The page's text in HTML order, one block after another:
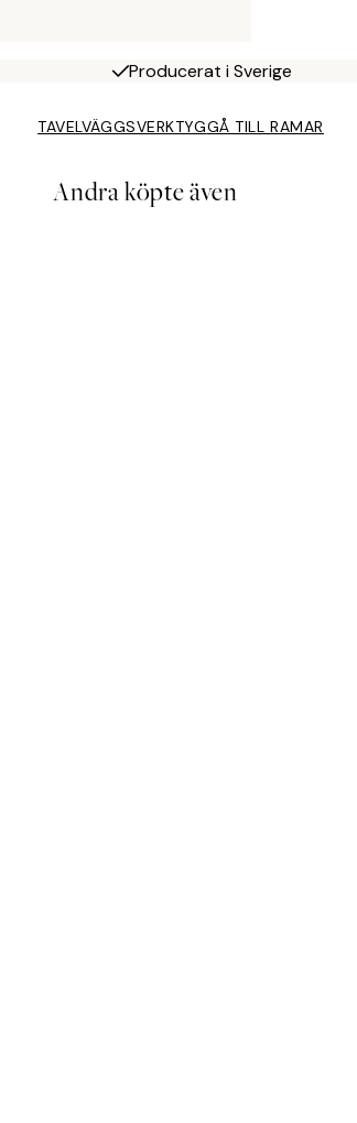
Producerat i Sverige
TAVELVÄGGSVERKTYGGÅ TILL RAMAR
Andra köpte även